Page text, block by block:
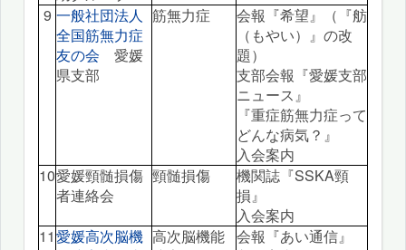
9 一般社団法人
全国筋無力症
友の会 愛媛
県支部
筋無力症
会報『希望』（『舫
（もやい）』の改
題）
支部会報『愛媛支部
ニュース』
『重症筋無力症って
どんな病気？』
入会案内
10愛媛頸髄損傷
者連絡会
頸髄損傷
機関誌『SSKA頸
損』
入会案内
11愛媛高次脳機 高次脳機能 会報『あい通信』